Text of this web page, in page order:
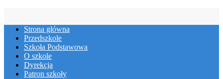
contentStrona główna
Przedszkole
Szkoła Podstawowa
O szkole
Dyrekcja
Patron szkoły